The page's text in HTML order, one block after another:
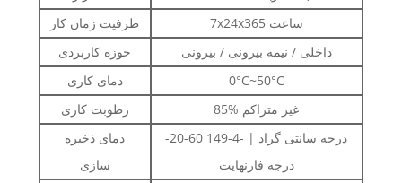
ظرفیت زمان کار
7x24x365 ساعت
حوزه کاربردی
داخلی / نیمه بیرونی / بیرونی
دمای کاری
0°C~50°C
رطوبت کاری
85% غیر متراکم
دمای ذخیره
سازی
-20-60 درجه سانتی گراد | -4-149
درجه فارنهایت